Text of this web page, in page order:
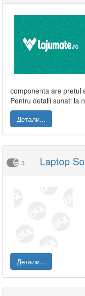
componenta are pretul
Pentru detalii sunati la
Детали...
3 Laptop
Детали...